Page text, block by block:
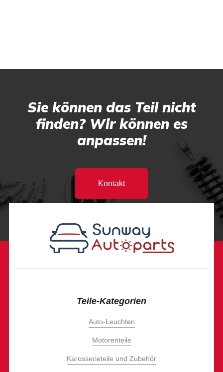
Sie können das Teil nicht
finden? Wir können es
anpassen!
Kontakt
Teile-Kategorien
Auto-Leuchten
Motorenteile
Karosserieteile und Zubehör